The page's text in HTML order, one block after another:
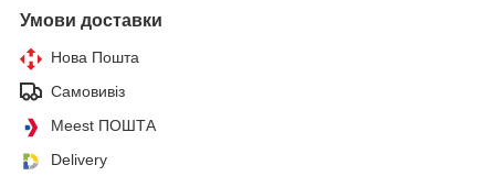
Умови доставки
Нова Пошта
Самовивіз
Meest ПОШТА
Delivery